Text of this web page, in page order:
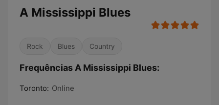
A Mississippi Blues
Rock Blues Country
Frequências A Mississippi Blues:
Toronto: Online